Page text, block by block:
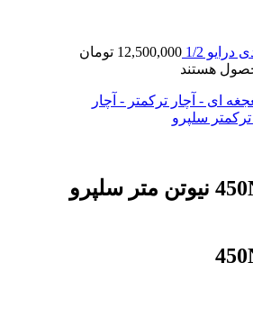
12,500,000 تومان
هستند
آچار ترکمتر 450N/M نیوتن متر سلپرو